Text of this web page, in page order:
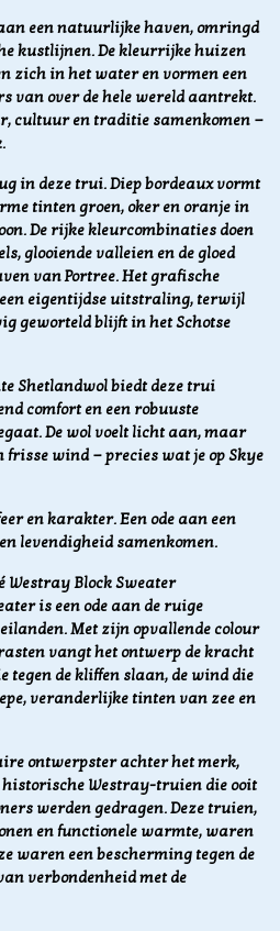
een natuurlijke haven, omringd
kustlijnen. De kleurrijke huizen
zich in het water en vormen een
van over de hele wereld aantrekt.
cultuur en traditie samenkomen —
in deze trui. Diep bordeaux vormt
tinten groen, oker en oranje in
De rijke kleurcombinaties doen
glooiende valleien en de gloed
van Portree. Het grafische
een eigentijdse uitstraling, terwijl
geworteld blijft in het Schotse
Shetlandwol biedt deze trui
comfort en een robuuste
De wol voelt licht aan, maar
wind — precies wat je op Skye
en karakter. Een ode aan een
levendigheid samenkomen.
Westray Block Sweater
is een ode aan de ruige
Met zijn opvallende colour
vangt het ontwerp de kracht
tegen de kliffen slaan, de wind die
veranderlijke tinten van zee en
ontwerpster achter het merk,
Westray-truien die ooit
werden gedragen. Deze truien,
en functionele warmte, waren
waren een bescherming tegen de
verbondenheid met de